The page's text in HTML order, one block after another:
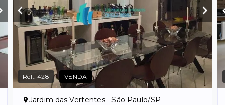
Ref.:428 VENDA
Jardim das Vertentes - São Paulo/SP